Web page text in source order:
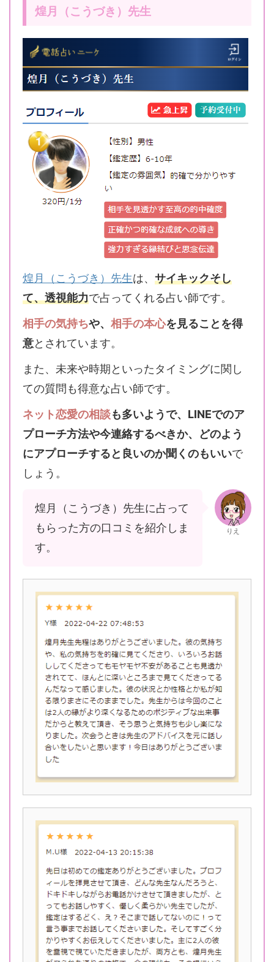
煌月（こうづき）先生
煌月（こうづき）先生は、 サイキックそし
て、透視能力で占ってくれる占い師です。
相手の気持ちや、 相手の本心を見ることを得
意とされています。
また、未来や時期といったタイミングに関し
ての質問も得意な占い師です。
ネット恋愛の相談も多いようで、LINEでのア
プローチ方法や今連絡するべきか、どのよう
にアプローチすると良いのか聞くのもいいで
しょう。
煌月（こうづき）先生に占って
もらった方の口コミを紹介しま
す。
りえ